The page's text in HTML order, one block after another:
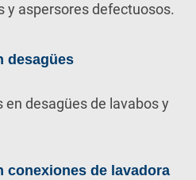
y aspersores defectuosos.
desagües
en desagües de lavabos y
conexiones de lavadora